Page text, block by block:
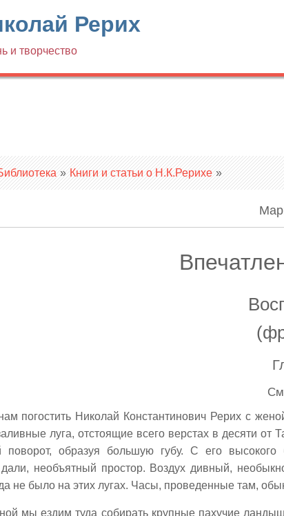
Рерих
и творчество
» Книги и статьи о Н.К.Рерихе »
погостить Николай Константинович Рерих с
луга, отстоящие всего верстах в десяти
поворот, образуя большую губу. С его
необъятный простор. Воздух дивный,
не было на этих лугах. Часы, проведенные там,
мы ездим туда собирать крупные пахучие